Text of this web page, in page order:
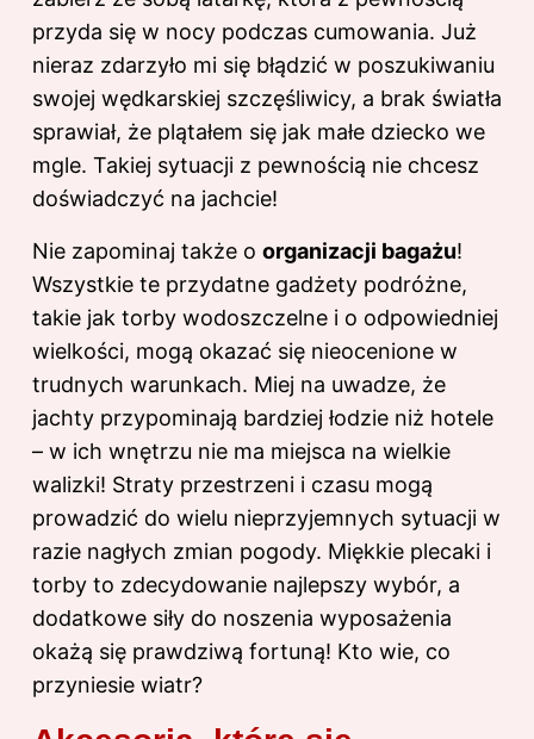
przyda się w nocy podczas cumowania. Już
nieraz zdarzyło mi się błądzić w poszukiwaniu
swojej wędkarskiej szczęśliwicy, a brak światła
sprawiał, że plątałem się jak małe dziecko we
mgle. Takiej sytuacji z pewnością nie chcesz
doświadczyć na jachcie!
Nie zapominaj także o organizacji bagażu!
Wszystkie te przydatne gadżety podróżne,
takie jak torby wodoszczelne i o odpowiedniej
wielkości, mogą okazać się nieocenione w
trudnych warunkach. Miej na uwadze, że
jachty przypominają bardziej łodzie niż hotele
– w ich wnętrzu nie ma miejsca na wielkie
walizki! Straty przestrzeni i czasu mogą
prowadzić do wielu nieprzyjemnych sytuacji w
razie nagłych zmian pogody. Miękkie plecaki i
torby to zdecydowanie najlepszy wybór, a
dodatkowe siły do noszenia wyposażenia
okażą się prawdziwą fortuną! Kto wie, co
przyniesie wiatr?